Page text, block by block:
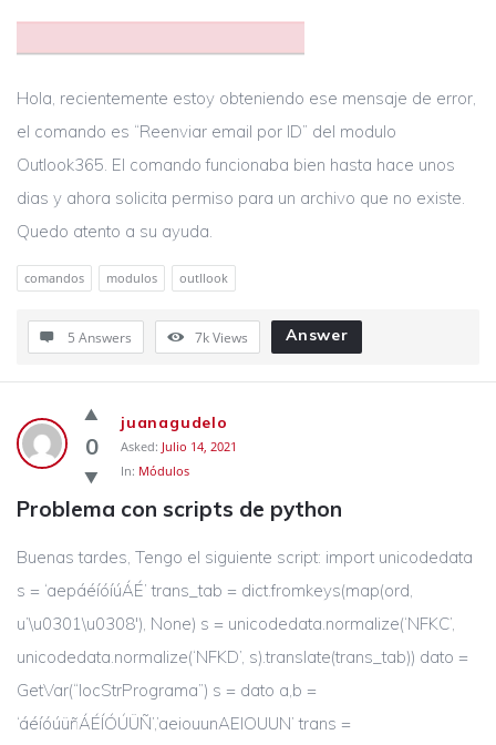
Hola, recientemente estoy obteniendo ese mensaje de error,
el comando es “Reenviar email por ID” del modulo
Outlook365. El comando funcionaba bien hasta hace unos
dias y ahora solicita permiso para un archivo que no existe.
Quedo atento a su ayuda.
comandos modulos outllook
5 Answers 7kViews Answer
0
juanagudelo
Asked: Julio 14, 2021
In: Módulos
Problema con scripts de python
Buenas tardes, Tengo el siguiente script: import unicodedata
s = ‘aepáéíóíúÁÉ’ trans_tab = dict.fromkeys(map(ord,
u’\u0301\u0308′), None) s = unicodedata.normalize(‘NFKC’,
unicodedata.normalize(‘NFKD’, s).translate(trans_tab)) dato =
GetVar(“locStrPrograma”) s = dato a,b =
‘áéíóúüñÁÉÍÓÚÜÑ’,’aeiouunAEIOUUN’ trans =